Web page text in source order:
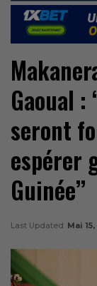
Gaoual :
seront
espérer
Guinée’’
Last Updated Mai